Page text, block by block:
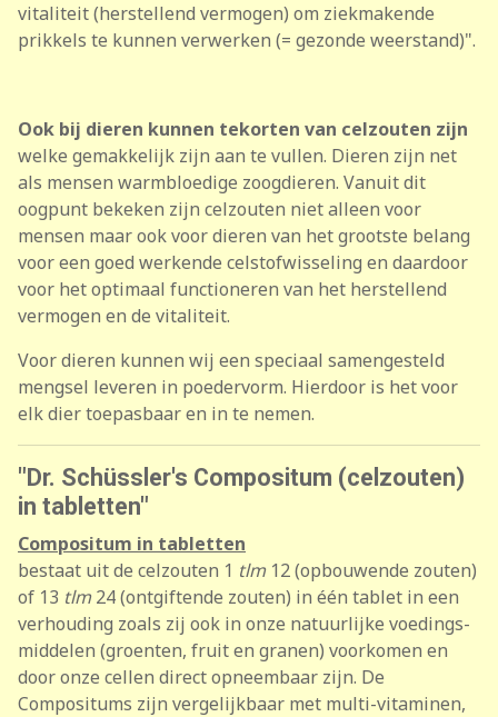
vitaliteit (herstellend vermogen) om ziekmakende
prikkels te kunnen verwerken (= gezonde weerstand)".
Ook bij dieren kunnen tekorten van celzouten zijn
welke gemakkelijk zijn aan te vullen. Dieren zijn net
als mensen warmbloedige zoogdieren. Vanuit dit
oogpunt bekeken zijn celzouten niet alleen voor
mensen maar ook voor dieren van het grootste belang
voor een goed werkende celstofwisseling en daardoor
voor het optimaal functioneren van het herstellend
vermogen en de vitaliteit.
Voor dieren kunnen wij een speciaal samengesteld
mengsel leveren in poedervorm. Hierdoor is het voor
elk dier toepasbaar en in te nemen.
"Dr. Schüssler's Compositum (celzouten)
in tabletten"
Compositum in tabletten
bestaat uit de celzouten 1 tlm 12 (opbouwende zouten)
of 13 tlm24 (ontgiftende zouten) in één tablet in een
verhouding zoals zij ook in onze natuurlijke voedings­
middelen (groenten, fruit en granen) voorkomen en
door onze cellen direct opneembaar zijn. De
Compositums zijn vergelijkbaar met multi-vitaminen,